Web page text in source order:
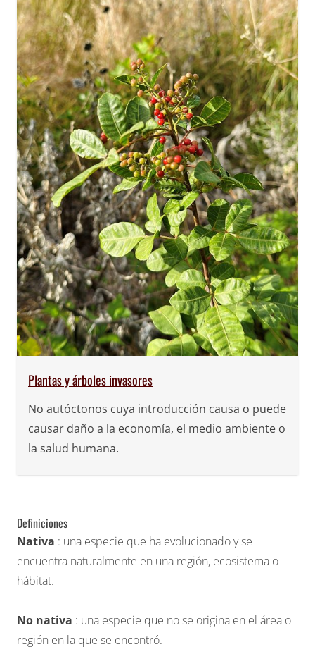
Plantas y árboles invasores
No autóctonos cuya introducción causa o puede
causar daño a la economía, el medio ambiente o
la salud humana.
Definiciones
Nativa : una especie que ha evolucionado y se
encuentra naturalmente en una región, ecosistema o
hábitat.
No nativa : una especie que no se origina en el área o
región en la que se encontró.